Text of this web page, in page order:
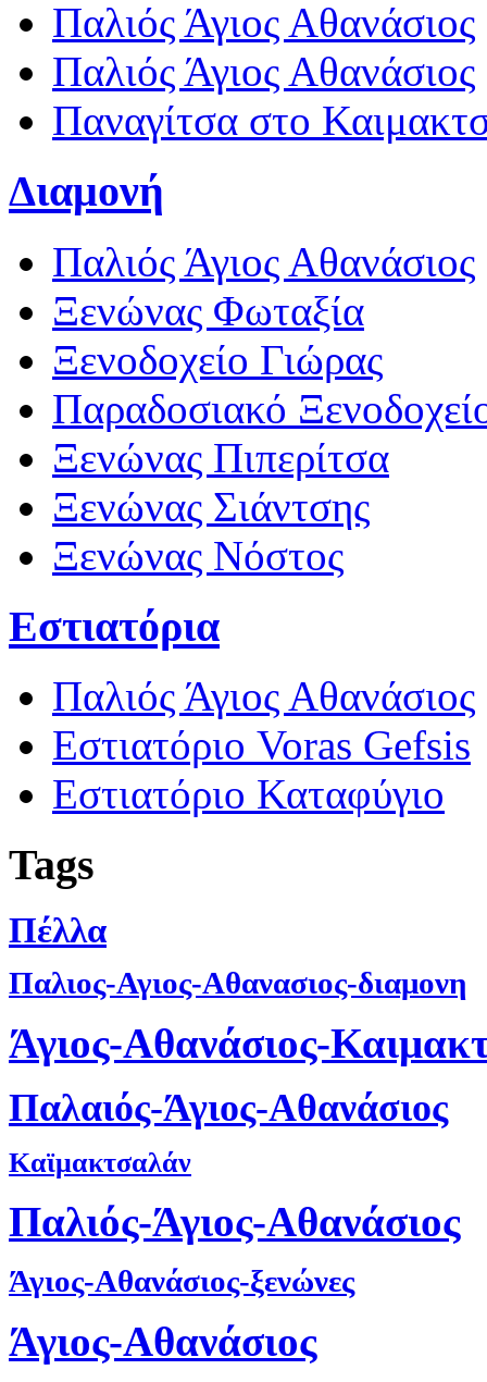
Παλιός Άγιος Αθανάσιος
Παλιός Άγιος Αθανάσιος
Παναγίτσα στο
Διαμονή
Παλιός Άγιος Αθανάσιος
Ξενώνας Φωταξία
Ξενοδοχείο Γιώρας
Παραδοσιακό
Ξενώνας Πιπερίτσα
Ξενώνας Σιάντσης
Ξενώνας Νόστος
Εστιατόρια
Παλιός Άγιος Αθανάσιος
Εστιατόριο Voras Gefsis
Εστιατόριο Καταφύγιο
Tags
Πέλλα
Παλιος-Αγιος-Αθανασιος-διαμονη
Άγιος-Αθανάσιος-
Παλαιός-Άγιος-Αθανάσιος
Καϊμακτσαλάν
Παλιός-Άγιος-Αθανάσιος
Άγιος-Αθανάσιος-ξενώνες
Άγιος-Αθανάσιος